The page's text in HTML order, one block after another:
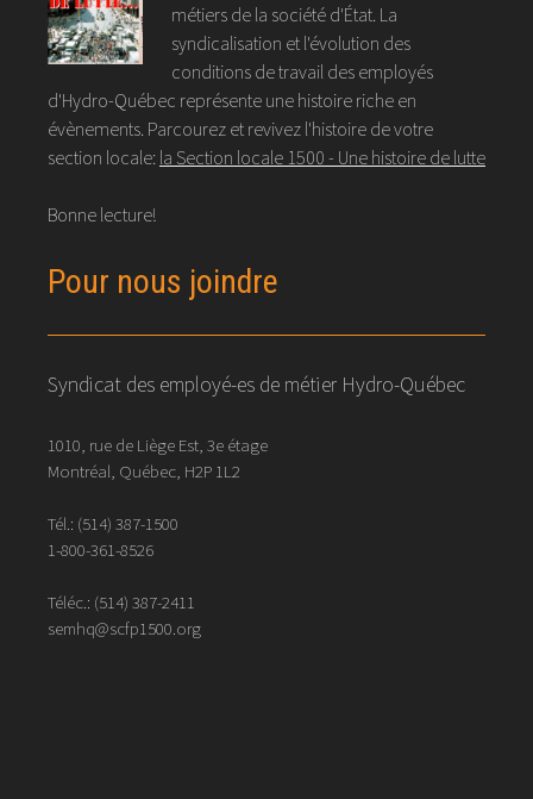
métiers de la société d'État. La
syndicalisation et l'évolution des
conditions de travail des employés
d'Hydro-Québec représente une histoire riche en
évènements. Parcourez et revivez l'histoire de votre
section locale: la Section locale 1500 - Une histoire de lutte
Bonne lecture!
Pour nous joindre
Syndicat des employé-es de métier Hydro-Québec
1010, rue de Liège Est, 3e étage
Montréal, Québec, H2P 1L2
Tél.: (514) 387-1500
1-800-361-8526
Téléc.: (514) 387-2411
semhq@scfp1500.org